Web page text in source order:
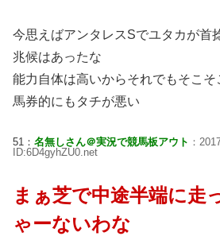
今思えばアンタレスSでユタカが首
兆候はあったな
能力自体は高いからそれでもそこ
馬券的にもタチが悪い
51： 名無しさん＠実況で競馬板アウト ：
ID:6D4gyhZU0.net
まぁ芝で中途半端に走
ゃーないわな